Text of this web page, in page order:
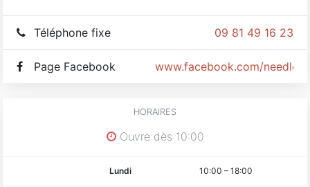
09 81 49 16 23
Téléphone fixe
www.facebook.com/
Page Facebook
HORAIRES
Ouvre dès 10:00
Lundi 10:00 –18:00